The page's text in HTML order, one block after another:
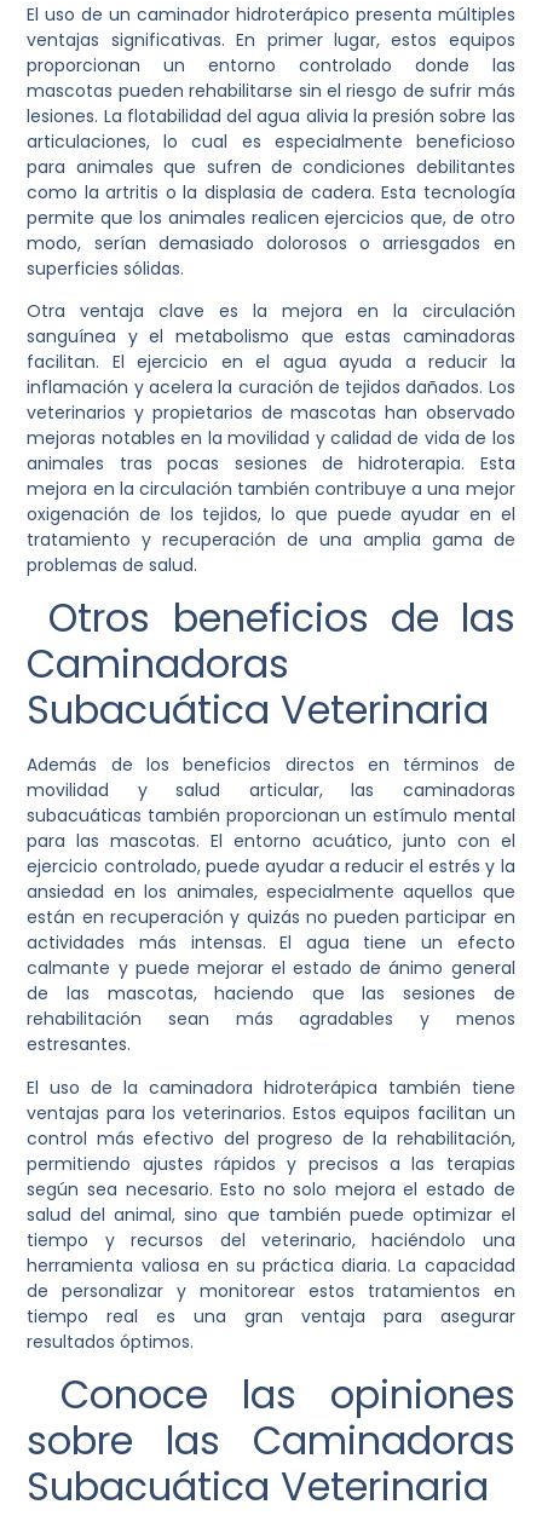
El uso de un caminador hidroterápico presenta múltiples
ventajas significativas. En primer lugar, estos equipos
proporcionan un entorno controlado donde las
mascotas pueden rehabilitarse sin el riesgo de sufrir más
lesiones. La flotabilidad del agua alivia la presión sobre las
articulaciones, lo cual es especialmente beneficioso
para animales que sufren de condiciones debilitantes
como la artritis o la displasia de cadera. Esta tecnología
permite que los animales realicen ejercicios que, de otro
modo, serían demasiado dolorosos o arriesgados en
superficies sólidas.
Otra ventaja clave es la mejora en la circulación
sanguínea y el metabolismo que estas caminadoras
facilitan. El ejercicio en el agua ayuda a reducir la
inflamación y acelera la curación de tejidos dañados. Los
veterinarios y propietarios de mascotas han observado
mejoras notables en la movilidad y calidad de vida de los
animales tras pocas sesiones de hidroterapia. Esta
mejora en la circulación también contribuye a una mejor
oxigenación de los tejidos, lo que puede ayudar en el
tratamiento y recuperación de una amplia gama de
problemas de salud.
Otros beneficios de las
Caminadoras
Subacuática Veterinaria
Además de los beneficios directos en términos de
movilidad y salud articular, las caminadoras
subacuáticas también proporcionan un estímulo mental
para las mascotas. El entorno acuático, junto con el
ejercicio controlado, puede ayudar a reducir el estrés y la
ansiedad en los animales, especialmente aquellos que
están en recuperación y quizás no pueden participar en
actividades más intensas. El agua tiene un efecto
calmante y puede mejorar el estado de ánimo general
de las mascotas, haciendo que las sesiones de
rehabilitación sean más agradables y menos
estresantes.
El uso de la caminadora hidroterápica también tiene
ventajas para los veterinarios. Estos equipos facilitan un
control más efectivo del progreso de la rehabilitación,
permitiendo ajustes rápidos y precisos a las terapias
según sea necesario. Esto no solo mejora el estado de
salud del animal, sino que también puede optimizar el
tiempo y recursos del veterinario, haciéndolo una
herramienta valiosa en su práctica diaria. La capacidad
de personalizar y monitorear estos tratamientos en
tiempo real es una gran ventaja para asegurar
resultados óptimos.
Conoce las opiniones
sobre las Caminadoras
Subacuática Veterinaria